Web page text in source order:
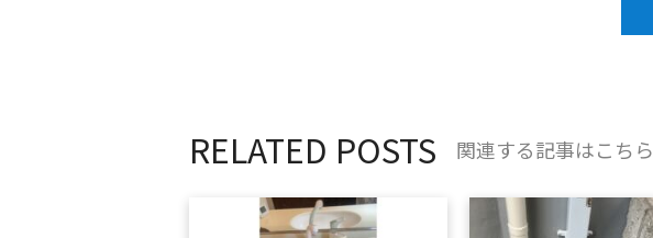
RELATED POSTS 関連する記事はこちら